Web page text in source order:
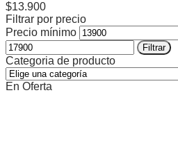
$13.900
Filtrar por precio
Precio mínimo
Filtrar
Categoria de producto
En Oferta